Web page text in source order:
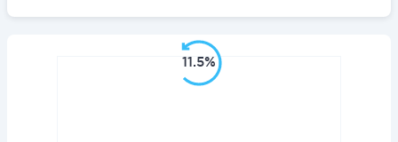
11.5%